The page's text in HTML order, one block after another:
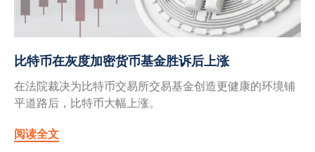
比特币在灰度加密货币基金胜诉后上涨
在法院裁决为比特币交易所交易基金创造更健康的环境铺
平道路后，比特币大幅上涨。
阅读全文